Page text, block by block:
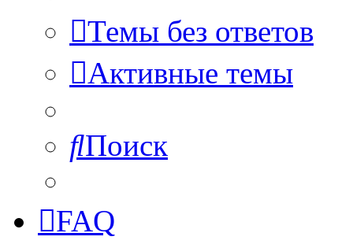
Темы без ответов
Активные темы
Поиск
FAQ